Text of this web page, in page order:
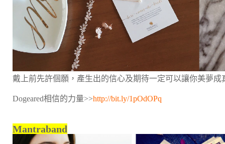
戴上前先許個願，產生出的信心及期待一定可以讓你美夢成
Dogeared相信的力量>>http://bit.ly/1pOdOPq
Mantraband